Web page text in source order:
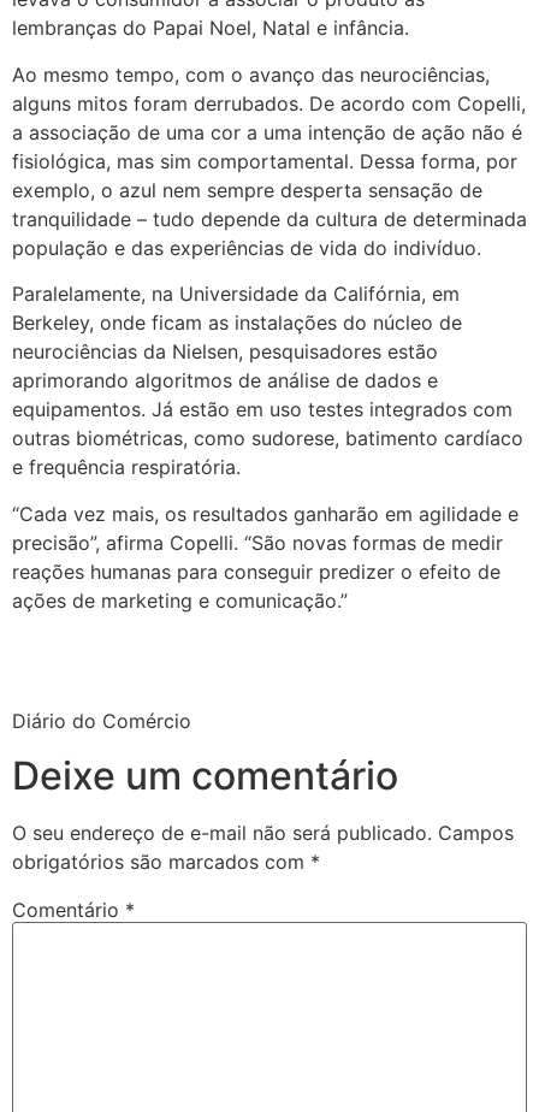
lembranças do Papai Noel, Natal e infância.
Ao mesmo tempo, com o avanço das neurociências,
alguns mitos foram derrubados. De acordo com Copelli,
a associação de uma cor a uma intenção de ação não é
fisiológica, mas sim comportamental. Dessa forma, por
exemplo, o azul nem sempre desperta sensação de
tranquilidade – tudo depende da cultura de determinada
população e das experiências de vida do indivíduo.
Paralelamente, na Universidade da Califórnia, em
Berkeley, onde ficam as instalações do núcleo de
neurociências da Nielsen, pesquisadores estão
aprimorando algoritmos de análise de dados e
equipamentos. Já estão em uso testes integrados com
outras biométricas, como sudorese, batimento cardíaco
e frequência respiratória.
“Cada vez mais, os resultados ganharão em agilidade e
precisão”, afirma Copelli. “São novas formas de medir
reações humanas para conseguir predizer o efeito de
ações de marketing e comunicação.”
Diário do Comércio
Deixe um comentário
O seu endereço de e-mail não será publicado. Campos
obrigatórios são marcados com *
Comentário *